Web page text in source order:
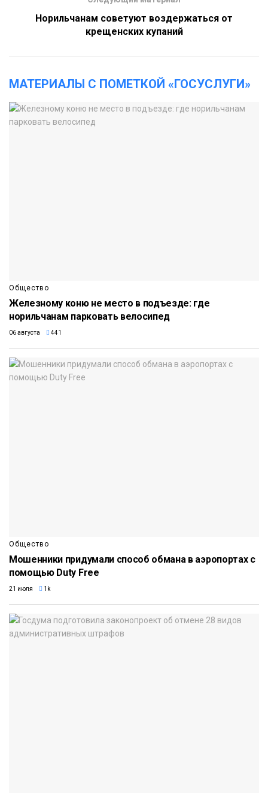
Норильчанам советуют воздержаться от
крещенских купаний
МАТЕРИАЛЫ С ПОМЕТКОЙ «ГОСУСЛУГИ»
Общество
Железному коню не место в подъезде: где
норильчанам парковать велосипед
06 августа 441
Общество
Мошенники придумали способ обмана в аэропортах с
помощью Duty Free
21 июля 1k